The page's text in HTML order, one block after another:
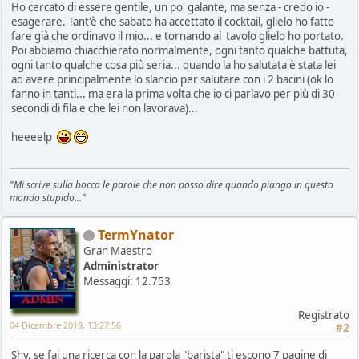
Ho cercato di essere gentile, un po' galante, ma senza - credo io -
esagerare. Tant'è che sabato ha accettato il cocktail, glielo ho fatto
fare già che ordinavo il mio... e tornando al tavolo glielo ho portato.
Poi abbiamo chiacchierato normalmente, ogni tanto qualche battuta,
ogni tanto qualche cosa più seria... quando la ho salutata è stata lei
ad avere principalmente lo slancio per salutare con i 2 bacini (ok lo
fanno in tanti... ma era la prima volta che io ci parlavo per più di 30
secondi di fila e che lei non lavorava)...
heeeelp
"Mi scrive sulla bocca le parole che non posso dire quando piango in questo
mondo stupido..."
TermYnator
Gran Maestro
Administrator
Messaggi: 12.753
Registrato
#2
04 Dicembre 2019, 13:27:56
Shy, se fai una ricerca con la parola "barista" ti escono 7 pagine di